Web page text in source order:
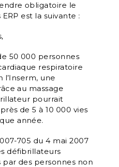
obligatoire le
est la suivante :
50 000 personnes
respiratoire
l’Inserm, une
au massage
pourrait
de 5 à 10 000 vies
année.
705 du 4 mai 2007
défibrillateurs
des personnes non